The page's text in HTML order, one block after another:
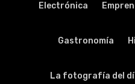
Electrónica
Gastronomía
La fotografía del